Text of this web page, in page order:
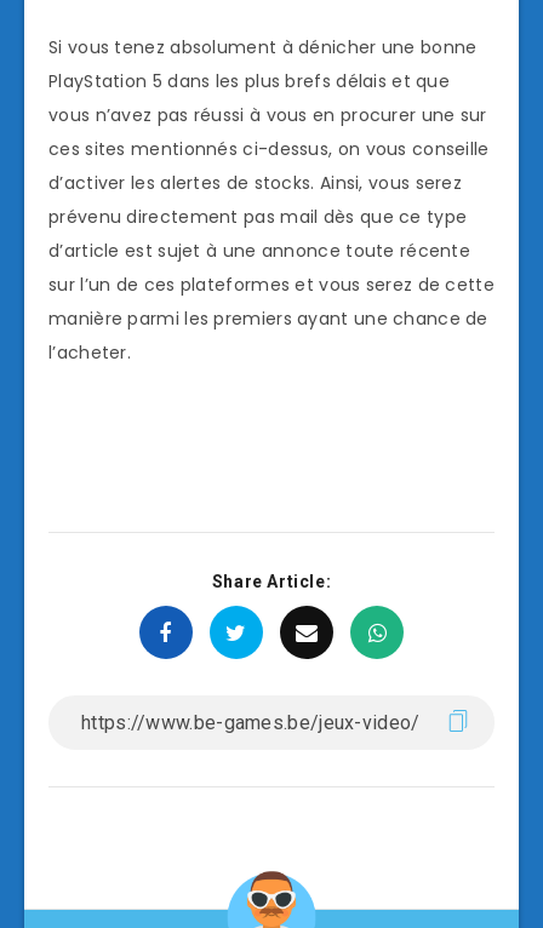
Si vous tenez absolument à dénicher une bonne
PlayStation 5 dans les plus brefs délais et que
vous n’avez pas réussi à vous en procurer une sur
ces sites mentionnés ci-dessus, on vous conseille
d’activer les alertes de stocks. Ainsi, vous serez
prévenu directement pas mail dès que ce type
d’article est sujet à une annonce toute récente
sur l’un de ces plateformes et vous serez de cette
manière parmi les premiers ayant une chance de
l’acheter.
Share Article: